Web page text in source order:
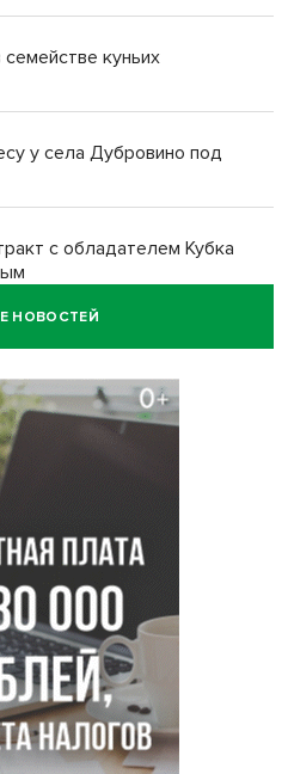
куньих
у села Дубровино под
с обладателем Кубка
НОВОСТЕЙ